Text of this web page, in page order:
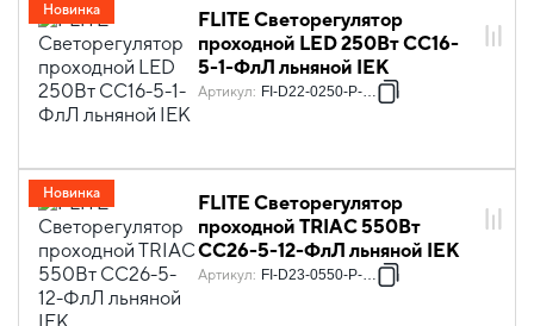
FLITE Светорегулятор
проходной LED 250Вт СС16-
5-1-ФлЛ льняной IEK
Артикул: FI-D22-0250-P-K88
Новинка
FLITE Светорегулятор
проходной TRIAC 550Вт
СС26-5-12-ФлЛ льняной IEK
Артикул: FI-D23-0550-P-K88
Новинка